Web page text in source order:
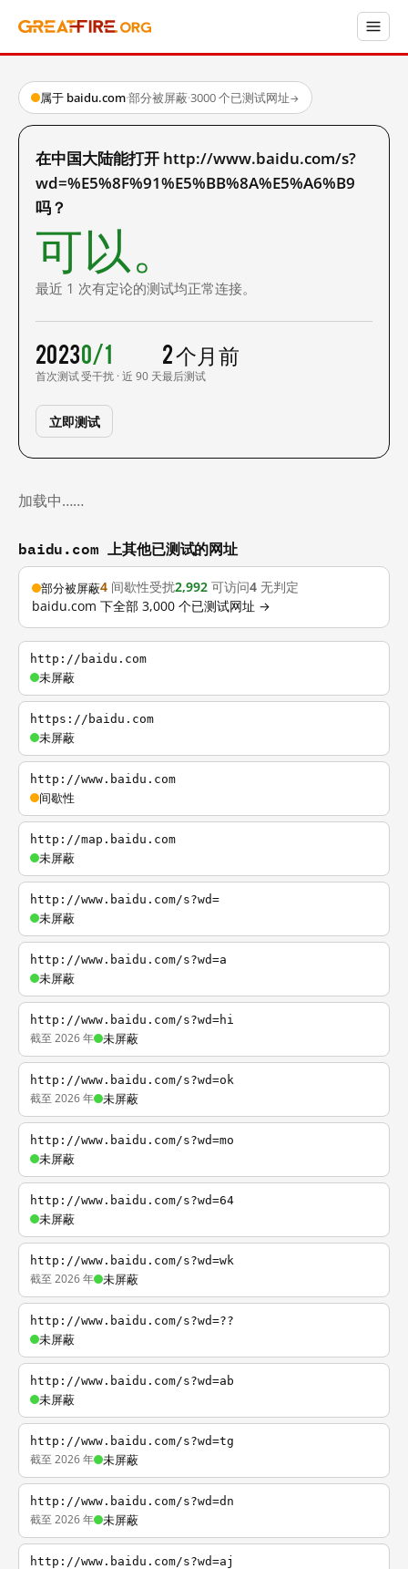
属于 baidu.com·部分被屏蔽·3000 个已测试网址→
在中国大陆能打开 http://www.baidu.com/s?
wd=%E5%8F%91%E5%BB%8A%E5%A6%B9
吗？
可以。
最近 1 次有定论的测试均正常连接。
2023
首次测试
0/1
受干扰 · 近 90 天
2 个月前
最后测试
立即测试
加载中……
baidu.com 上其他已测试的网址
部分被屏蔽4 间歇性受扰2,992 可访问4 无判定
baidu.com 下全部 3,000 个已测试网址 →
http://baidu.com
未屏蔽
https://baidu.com
未屏蔽
http://www.baidu.com
间歇性
http://map.baidu.com
未屏蔽
http://www.baidu.com/s?wd=
未屏蔽
http://www.baidu.com/s?wd=a
未屏蔽
http://www.baidu.com/s?wd=hi
截至 2026 年 未屏蔽
http://www.baidu.com/s?wd=ok
截至 2026 年 未屏蔽
http://www.baidu.com/s?wd=mo
未屏蔽
http://www.baidu.com/s?wd=64
未屏蔽
http://www.baidu.com/s?wd=wk
截至 2026 年 未屏蔽
http://www.baidu.com/s?wd=??
未屏蔽
http://www.baidu.com/s?wd=ab
未屏蔽
http://www.baidu.com/s?wd=tg
截至 2026 年 未屏蔽
http://www.baidu.com/s?wd=dn
截至 2026 年 未屏蔽
http://www.baidu.com/s?wd=aj